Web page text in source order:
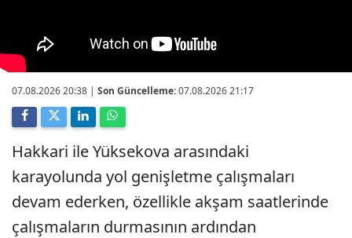
07.08.2026 20:38 | Son Güncelleme:07.08.2026 21:17
Hakkari ile Yüksekova arasındaki
karayolunda yol genişletme çalışmaları
devam ederken, özellikle akşam saatlerinde
çalışmaların durmasının ardından